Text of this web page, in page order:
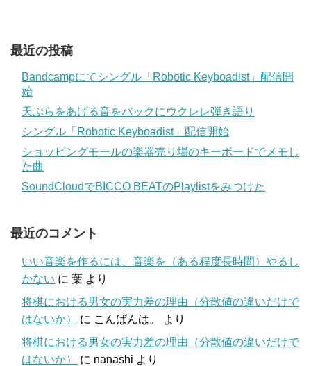
最近の投稿
Bandcampにてシングル「Robotic Keyboadist」配信開
始
天ぷらをあげる音をバックにウクレレ弾き語り
シングル「Robotic Keyboadist」配信開始
ショッピングモールの楽器売り場のキーボードでメモし
た曲
SoundCloudでBICCO BEATのPlaylistをみつけた
最近のコメント
いい音楽を作るには、音楽を（ある程度長時間）やるし
かない に 葉 より
将棋における男女の実力差の理由（分散値の違いだけで
はないか）
に こんばんは。
より
将棋における男女の実力差の理由（分散値の違いだけで
はないか）
に nanashi より